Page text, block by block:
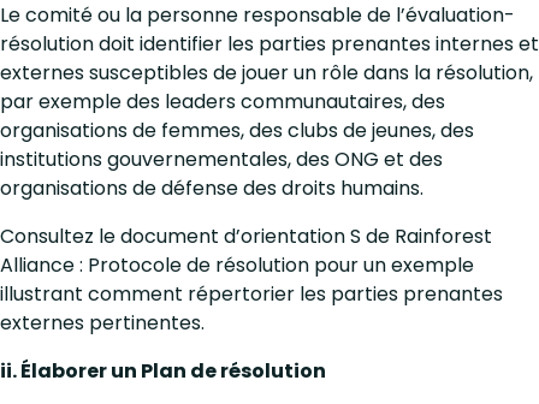
Le comité ou la personne responsable de l’évaluation-
résolution doit identifier les parties prenantes internes et
externes susceptibles de jouer un rôle dans la résolution,
par exemple des leaders communautaires, des
organisations de femmes, des clubs de jeunes, des
institutions gouvernementales, des ONG et des
organisations de défense des droits humains.
Consultez le document d’orientation S de Rainforest
Alliance : Protocole de résolution pour un exemple
illustrant comment répertorier les parties prenantes
externes pertinentes.
ii. Élaborer un Plan de résolution